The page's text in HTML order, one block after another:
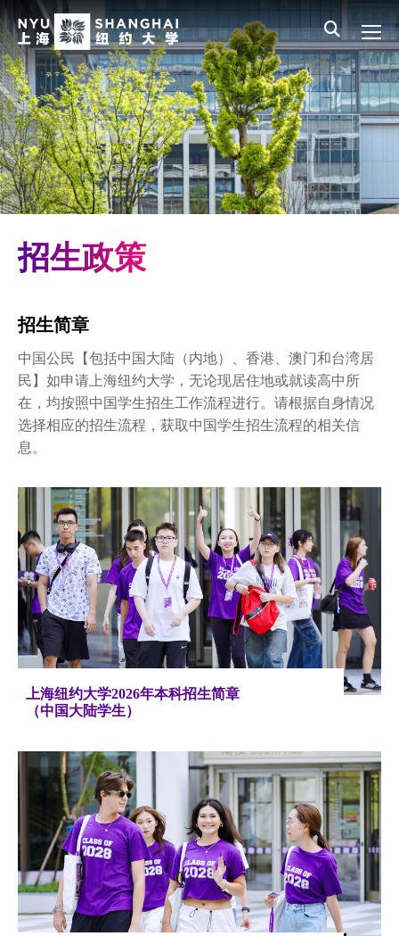
English 员工登录 All NYU
Main Menu CN
招生信息
本科生招生
入学费用与奖助学金
招生政策
中国大陆学生
招生流程
联系我们
常见问题
硕博招生
招生政策
招生简章
中国公民【包括中国大陆（内地）、香港、澳门和台湾居
民】如申请上海纽约大学，无论现居住地或就读高中所
在，均按照中国学生招生工作流程进行。请根据自身情况
选择相应的招生流程，获取中国学生招生流程的相关信
息。
上海纽约大学2026年本科招生简章
（中国大陆学生）